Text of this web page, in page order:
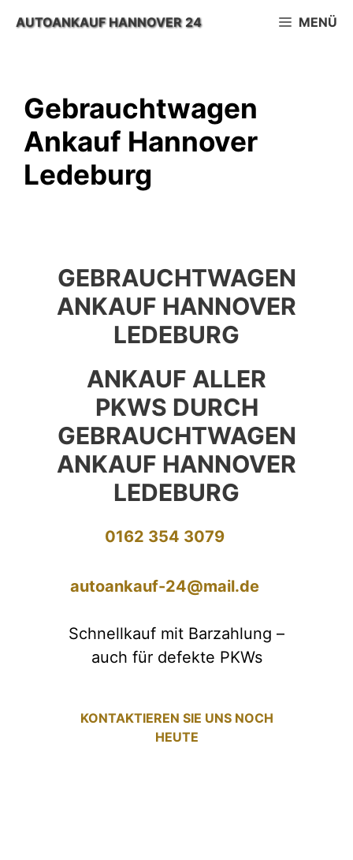
InhaltAUTOANKAUF HANNOVER 24 MENÜ
Gebrauchtwagen
Ankauf Hannover
Ledeburg
GEBRAUCHTWAGEN
ANKAUF HANNOVER
LEDEBURG
ANKAUF ALLER
PKWS DURCH
GEBRAUCHTWAGEN
ANKAUF HANNOVER
LEDEBURG
0162 354 3079
autoankauf-24@mail.de
Schnellkauf mit Barzahlung –
auch für defekte PKWs
KONTAKTIEREN SIE UNS NOCH
HEUTE